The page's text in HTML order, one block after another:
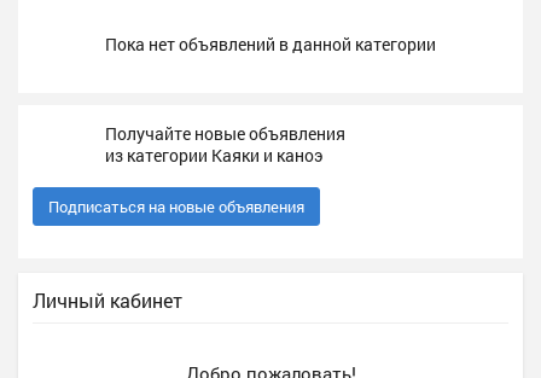
Пока нет объявлений в данной категории
Получайте новые объявления
из категории Каяки и каноэ
Подписаться на новые объявления
Личный кабинет
Добро пожаловать!